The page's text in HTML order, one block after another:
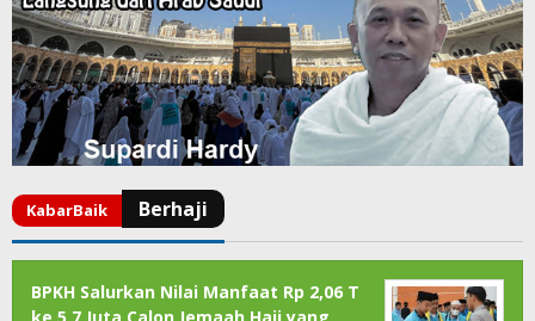
BPKH Salurkan Nilai Manfaat Rp 2,06 T
ke 5,7 Juta Calon Jemaah Haji yang